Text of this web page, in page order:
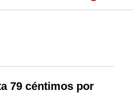
79 céntimos por